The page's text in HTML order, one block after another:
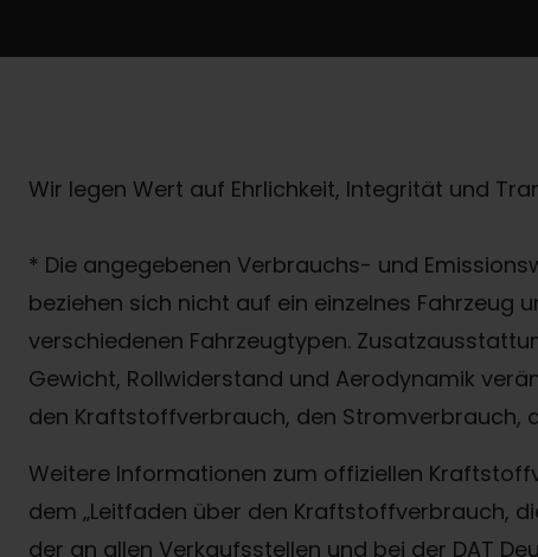
Wir legen Wert auf Ehrlichkeit, Integrität und
* Die angegebenen Verbrauchs- und
beziehen sich nicht auf ein einzelnes Fahrzeug
verschiedenen Fahrzeugtypen.
Gewicht, Rollwiderstand und Aerodynamik
den Kraftstoffverbrauch, den Stromverbrauch,
Weitere Informationen zum offiziellen
dem „Leitfaden über den Kraftstoffverbrauch,
der an allen Verkaufsstellen und bei der DAT